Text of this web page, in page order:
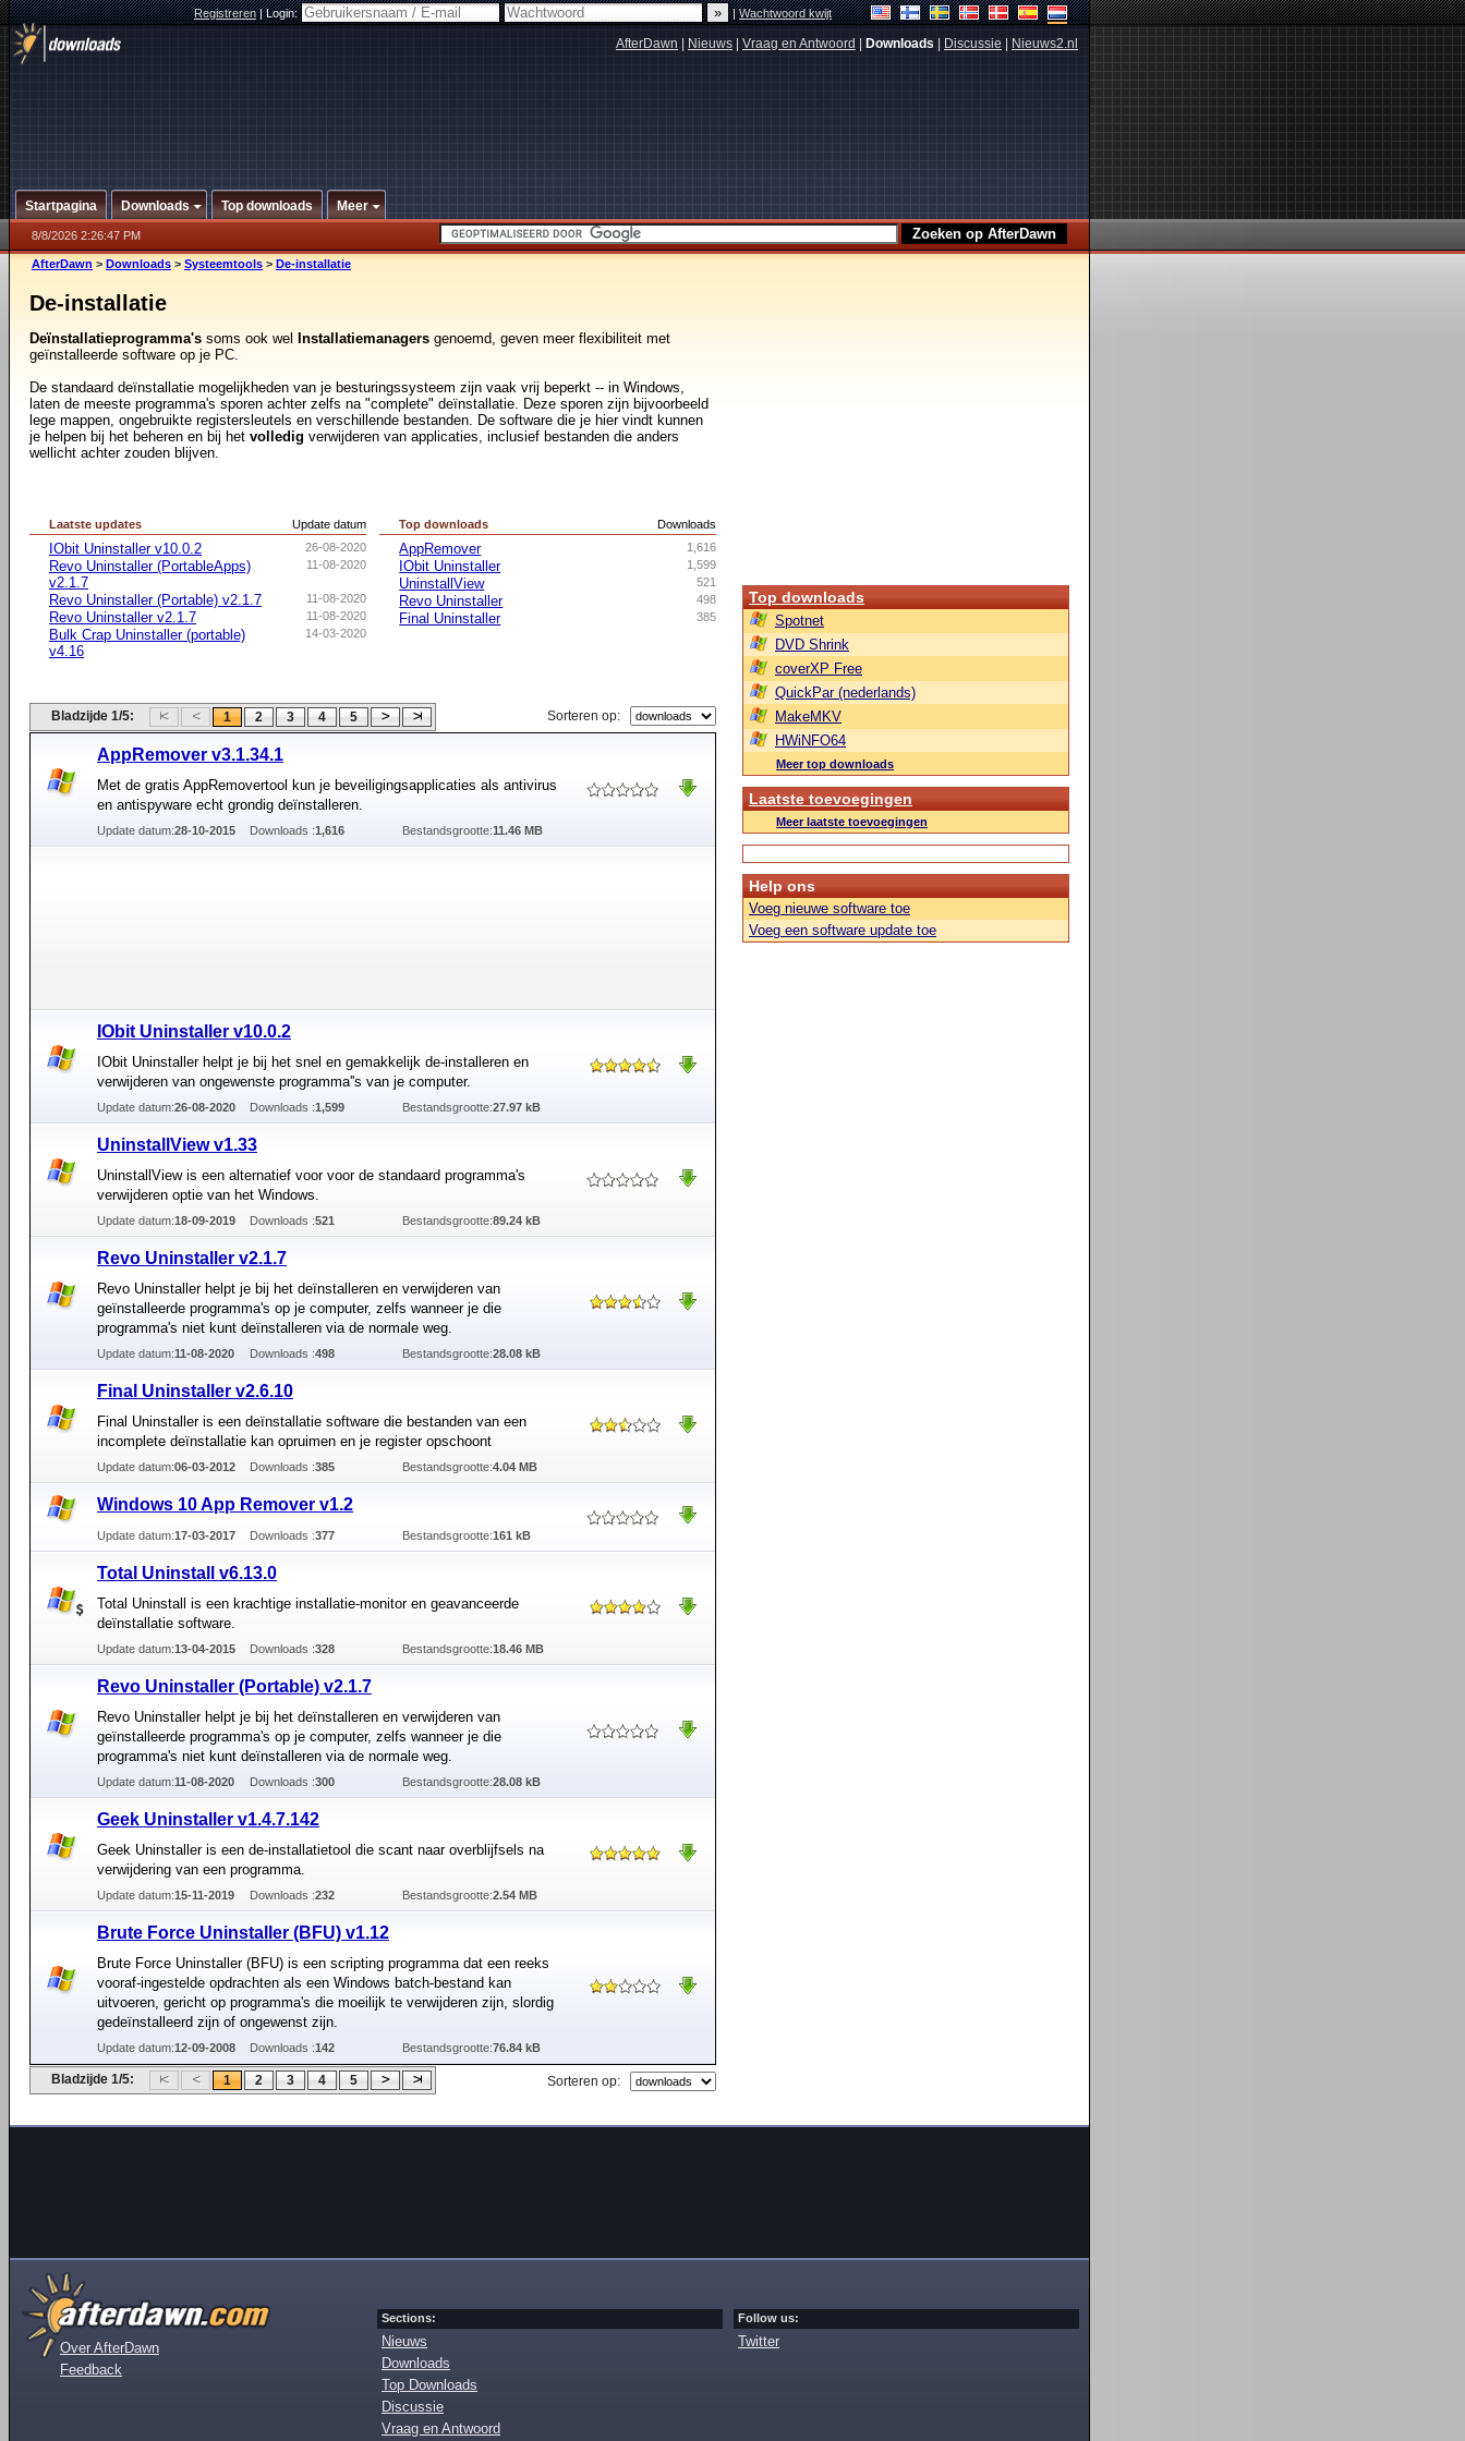
Registreren|Login: |Wachtwoord kwijt
AfterDawn Nieuws Vraag en Antwoord Downloads Discussie Nieuws2.nl
Startpagina Downloads Top downloads Meer
8/8/2026 2:26:47 PM
AfterDawn > Downloads > Systeemtools > De-installatie
De-installatie
Deïnstallatieprogramma's soms ook wel Installatiemanagers genoemd, geven meer flexibiliteit met
geïnstalleerde software op je PC.
De standaard deïnstallatie mogelijkheden van je besturingssysteem zijn vaak vrij beperkt -- in Windows,
laten de meeste programma's sporen achter zelfs na "complete" deïnstallatie. Deze sporen zijn bijvoorbeeld
lege mappen, ongebruikte registersleutels en verschillende bestanden. De software die je hier vindt kunnen
je helpen bij het beheren en bij het volledig verwijderen van applicaties, inclusief bestanden die anders
wellicht achter zouden blijven.
Update datum
Laatste updates
26-08-2020
IObit Uninstaller v10.0.2
11-08-2020
Revo Uninstaller (PortableApps)
v2.1.7
11-08-2020
Revo Uninstaller (Portable) v2.1.7
11-08-2020
Revo Uninstaller v2.1.7
14-03-2020
Bulk Crap Uninstaller (portable)
v4.16
Downloads
Top downloads
1,616
AppRemover
1,599
IObit Uninstaller
521
UninstallView
498
Revo Uninstaller
385
Final Uninstaller
Bladzijde 1/5: 1 2 3 4 5 Sorteren op:
AppRemover v3.1.34.1
Met de gratis AppRemovertool kun je beveiligingsapplicaties als antivirus
en antispyware echt grondig deïnstalleren.
Update datum:28-10-2015 Downloads :1,616 Bestandsgrootte:11.46 MB
IObit Uninstaller v10.0.2
IObit Uninstaller helpt je bij het snel en gemakkelijk de-installeren en
verwijderen van ongewenste programma''s van je computer.
Update datum:26-08-2020 Downloads :1,599 Bestandsgrootte:27.97 kB
UninstallView v1.33
UninstallView is een alternatief voor voor de standaard programma's
verwijderen optie van het Windows.
Update datum:18-09-2019 Downloads :521 Bestandsgrootte:89.24 kB
Revo Uninstaller v2.1.7
Revo Uninstaller helpt je bij het deïnstalleren en verwijderen van
geïnstalleerde programma's op je computer, zelfs wanneer je die
programma's niet kunt deïnstalleren via de normale weg.
Update datum:11-08-2020 Downloads :498 Bestandsgrootte:28.08 kB
Final Uninstaller v2.6.10
Final Uninstaller is een deïnstallatie software die bestanden van een
incomplete deïnstallatie kan opruimen en je register opschoont
Update datum:06-03-2012 Downloads :385 Bestandsgrootte:4.04 MB
Windows 10 App Remover v1.2
Update datum:17-03-2017 Downloads :377 Bestandsgrootte:161 kB
Total Uninstall v6.13.0
Total Uninstall is een krachtige installatie-monitor en geavanceerde
deïnstallatie software.
Update datum:13-04-2015 Downloads :328 Bestandsgrootte:18.46 MB
Revo Uninstaller (Portable) v2.1.7
Revo Uninstaller helpt je bij het deïnstalleren en verwijderen van
geïnstalleerde programma's op je computer, zelfs wanneer je die
programma's niet kunt deïnstalleren via de normale weg.
Update datum:11-08-2020 Downloads :300 Bestandsgrootte:28.08 kB
Geek Uninstaller v1.4.7.142
Geek Uninstaller is een de-installatietool die scant naar overblijfsels na
verwijdering van een programma.
Update datum:15-11-2019 Downloads :232 Bestandsgrootte:2.54 MB
Brute Force Uninstaller (BFU) v1.12
Brute Force Uninstaller (BFU) is een scripting programma dat een reeks
vooraf-ingestelde opdrachten als een Windows batch-bestand kan
uitvoeren, gericht op programma's die moeilijk te verwijderen zijn, slordig
gedeïnstalleerd zijn of ongewenst zijn.
Update datum:12-09-2008 Downloads :142 Bestandsgrootte:76.84 kB
Bladzijde 1/5: 1 2 3 4 5 Sorteren op:
Top downloads
Spotnet
DVD Shrink
coverXP Free
QuickPar (nederlands)
MakeMKV
HWiNFO64
Meer top downloads
Laatste toevoegingen
Meer laatste toevoegingen
Help ons
Voeg nieuwe software toe
Voeg een software update toe
Over AfterDawn
Feedback
Sections:
Nieuws
Downloads
Top Downloads
Discussie
Vraag en Antwoord
Follow us:
Twitter